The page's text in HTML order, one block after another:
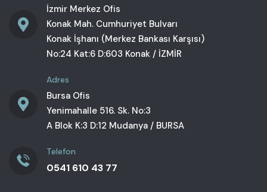
İzmir Merkez Ofis
Konak Mah. Cumhuriyet Bulvarı
Konak İşhanı (Merkez Bankası Karşısı)
No:24 Kat:6 D:603 Konak / İZMİR
Adres
Bursa Ofis
Yenimahalle 516. Sk. No:3
A Blok K:3 D:12 Mudanya / BURSA
Telefon
0541 610 43 77